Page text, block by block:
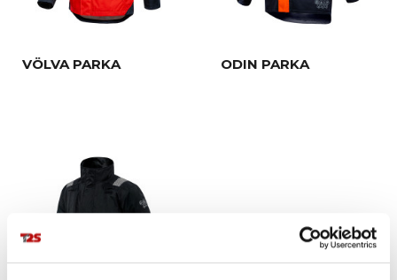
VÖLVA PARKA ODIN PARKA